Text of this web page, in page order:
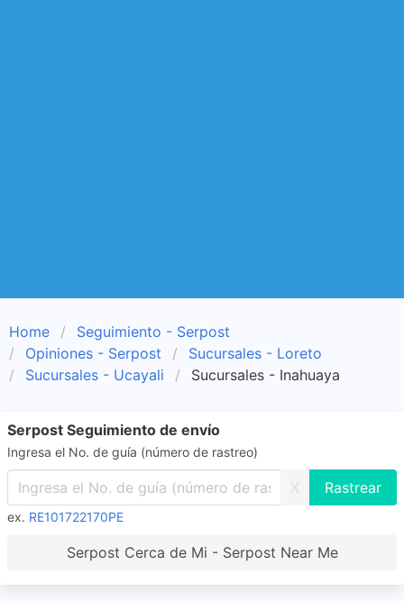
Home
Seguimiento - Serpost
Opiniones - Serpost
Sucursales - Loreto
Sucursales - Ucayali
Sucursales - Inahuaya
Serpost Seguimiento de envío
Ingresa el No. de guía (número de rastreo)
X
ex. RE101722170PE
Serpost Cerca de Mi - Serpost Near Me